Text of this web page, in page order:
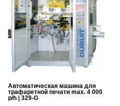
Автоматическая машина для
трафаретной печати max. 4 000
p/h | 329-G